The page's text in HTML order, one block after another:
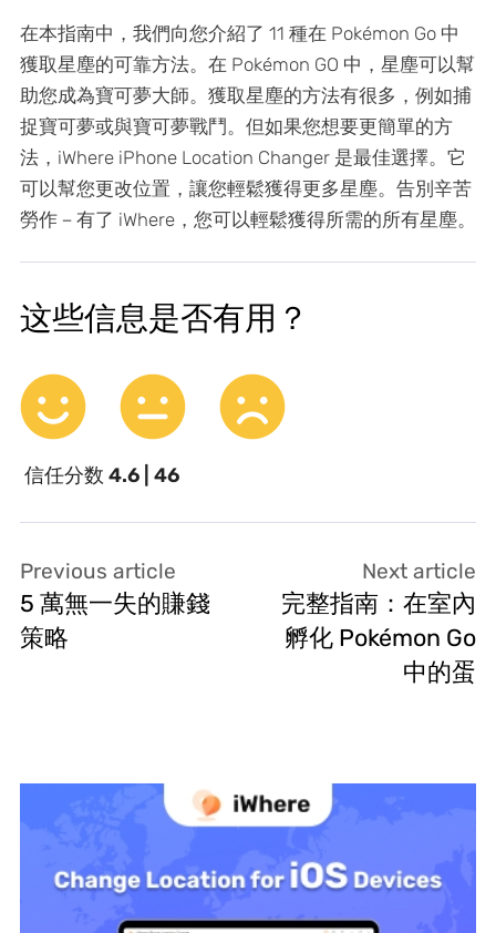
在本指南中，我們向您介紹了 11 種在 Pokémon Go 中
獲取星塵的可靠方法。在 Pokémon GO 中，星塵可以幫
助您成為寶可夢大師。獲取星塵的方法有很多，例如捕
捉寶可夢或與寶可夢戰鬥。但如果您想要更簡單的方
法，iWhere iPhone Location Changer 是最佳選擇。它
可以幫您更改位置，讓您輕鬆獲得更多星塵。告別辛苦
勞作－有了 iWhere，您可以輕鬆獲得所需的所有星塵。
这些信息是否有用？
信任分数 4.6 | 46
Previous article
5 萬無一失的賺錢
策略
Next article
完整指南：在室內
孵化 Pokémon Go
中的蛋